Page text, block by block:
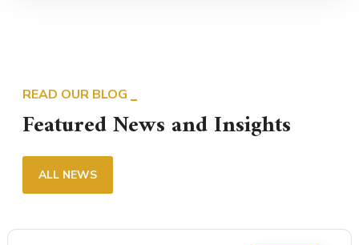
READ OUR BLOG
Featured News and Insights
ALL NEWS